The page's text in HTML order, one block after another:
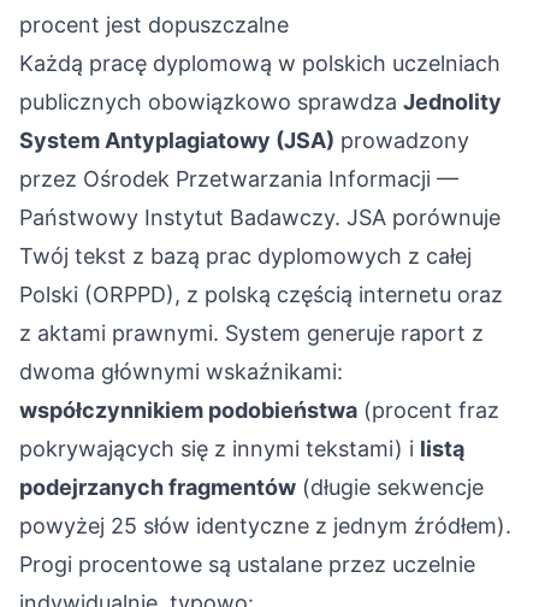
procent jest dopuszczalne
Każdą pracę dyplomową w polskich uczelniach
publicznych obowiązkowo sprawdza Jednolity
System Antyplagiatowy (JSA) prowadzony
przez Ośrodek Przetwarzania Informacji —
Państwowy Instytut Badawczy. JSA porównuje
Twój tekst z bazą prac dyplomowych z całej
Polski (ORPPD), z polską częścią internetu oraz
z aktami prawnymi. System generuje raport z
dwoma głównymi wskaźnikami:
współczynnikiem podobieństwa (procent fraz
pokrywających się z innymi tekstami) i listą
podejrzanych fragmentów (długie sekwencje
powyżej 25 słów identyczne z jednym źródłem).
Progi procentowe są ustalane przez uczelnie